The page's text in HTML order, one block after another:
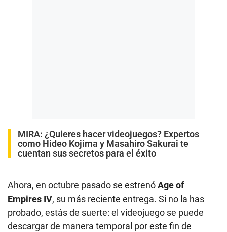
MIRA: ¿Quieres hacer videojuegos? Expertos
como Hideo Kojima y Masahiro Sakurai te
cuentan sus secretos para el éxito
Ahora, en octubre pasado se estrenóAge of
Empires IV, su más reciente entrega. Si no la has
probado, estás de suerte: el videojuego se puede
descargar de manera temporal por este fin de